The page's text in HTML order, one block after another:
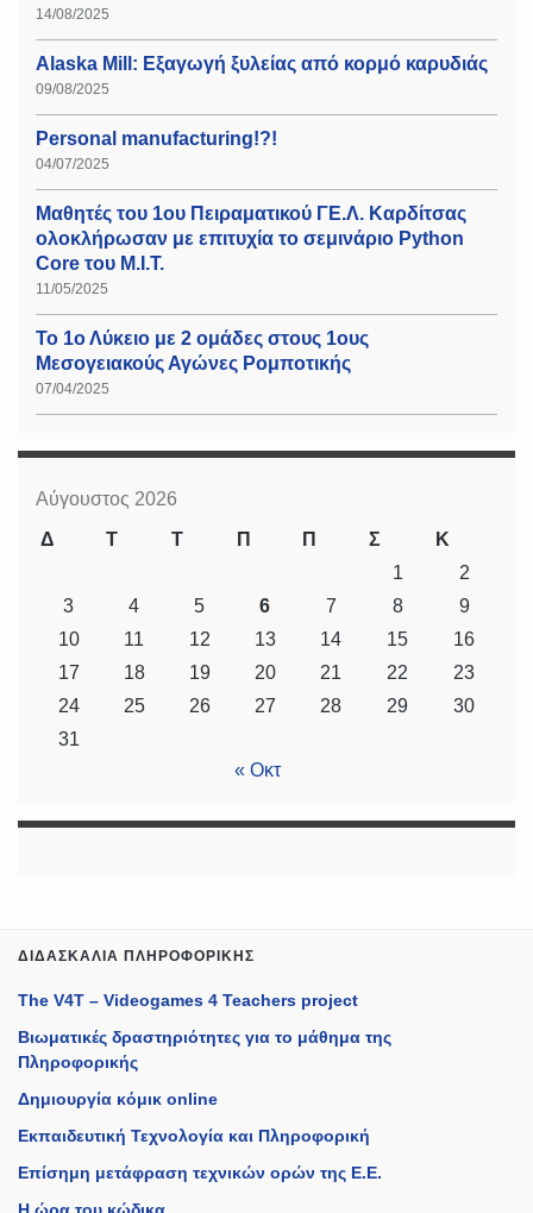
14/08/2025
Alaska Mill: Εξαγωγή ξυλείας από κορμό καρυδιάς
09/08/2025
Personal manufacturing!?!
04/07/2025
Μαθητές του 1ου Πειραματικού ΓΕ.Λ. Καρδίτσας
ολοκλήρωσαν με επιτυχία το σεμινάριο Python
Core του Μ.Ι.Τ.
11/05/2025
Το 1ο Λύκειο με 2 ομάδες στους 1ους
Μεσογειακούς Αγώνες Ρομποτικής
07/04/2025
Αύγουστος 2026
Δ
Τ Τ Π Π Σ
Κ
1
2
3
4 5 6 7 8
9
10
11 12 13 14 15
16
17
18 19 20 21 22
23
24
25 26 27 28 29
30
31
« Οκτ
ΔΙΔΑΣΚΑΛΊΑ ΠΛΗΡΟΦΟΡΙΚΉΣ
The V4T – Videogames 4 Teachers project
Βιωματικές δραστηριότητες για το μάθημα της
Πληροφορικής
Δημιουργία κόμικ online
Εκπαιδευτική Τεχνολογία και Πληροφορική
Επίσημη μετάφραση τεχνικών ορών της Ε.Ε.
Η ώρα του κώδικα